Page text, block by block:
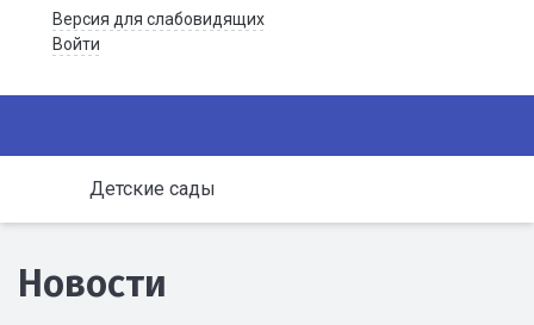
Версия для слабовидящих
Войти
Детские сады
Новости